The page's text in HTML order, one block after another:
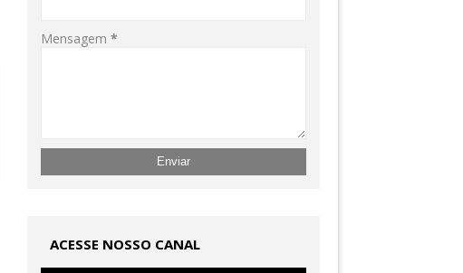
Mensagem*
ACESSE NOSSO CANAL